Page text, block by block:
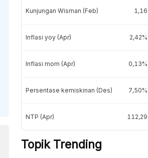
Kunjungan Wisman (Feb) 1,16
Inflasi yoy (Apr) 2,42%
Inflasi mom (Apr) 0,13%
Persentase kemiskinan (Des) 7,50%
NTP (Apr) 112,29
Topik Trending